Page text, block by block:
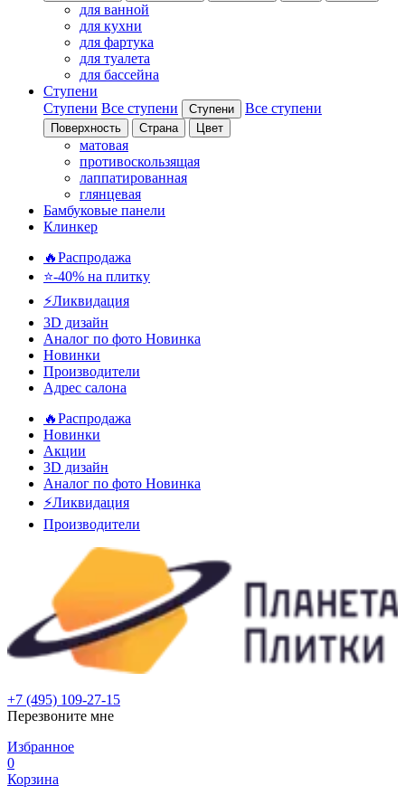
для ванной
для кухни
для фартука
для туалета
для бассейна
Ступени
Ступени Все ступени Ступени Все ступени
Поверхность Страна Цвет
матовая
противоскользящая
лаппатированная
глянцевая
Бамбуковые панели
Клинкер
🔥Распродажа
⭐-40% на плитку
⚡️Ликвидация
3D дизайн
Аналог по фото Новинка
Новинки
Производители
Адрес салона
🔥Распродажа
Новинки
Акции
3D дизайн
Аналог по фото Новинка
⚡Ликвидация
Производители
+7 (495) 109-27-15
Перезвоните мне
Избранное
0
Корзина